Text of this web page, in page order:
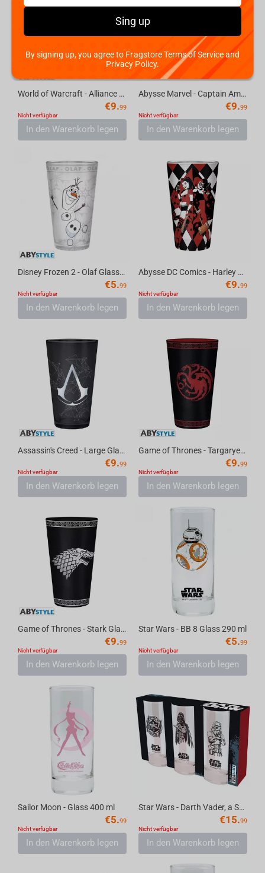
World of Warcraft - Alliance Glass 400 ml
€9.99
Nicht verfügbar
In den Warenkorb legen
Abysse Marvel - Captain America Large Glass, 400ml
€9.99
Nicht verfügbar
In den Warenkorb legen
Disney Frozen 2 - Olaf Glass 400 ml
€5.99
Nicht verfügbar
In den Warenkorb legen
Abysse DC Comics - Harley Quinn Glass, 400 ml
€9.99
Nicht verfügbar
In den Warenkorb legen
Assassin's Creed - Large Glass Mug 400 ml
€9.99
Nicht verfügbar
In den Warenkorb legen
Game of Thrones - Targaryen Glass 400 ml
€9.99
Nicht verfügbar
In den Warenkorb legen
Game of Thrones - Stark Glass 400 ml
€9.99
Nicht verfügbar
In den Warenkorb legen
Star Wars - BB 8 Glass 290 ml
€5.99
Nicht verfügbar
In den Warenkorb legen
Sailor Moon - Glass 400 ml
€5.99
Nicht verfügbar
In den Warenkorb legen
Star Wars - Darth Vader, a Stormtrooper and a Tie Fighter! Glass Set of 3, 290 ml
€15.99
Nicht verfügbar
In den Warenkorb legen
Sing up
By signing up, you agree to Fragstore Terms of Service and
Privacy Policy.